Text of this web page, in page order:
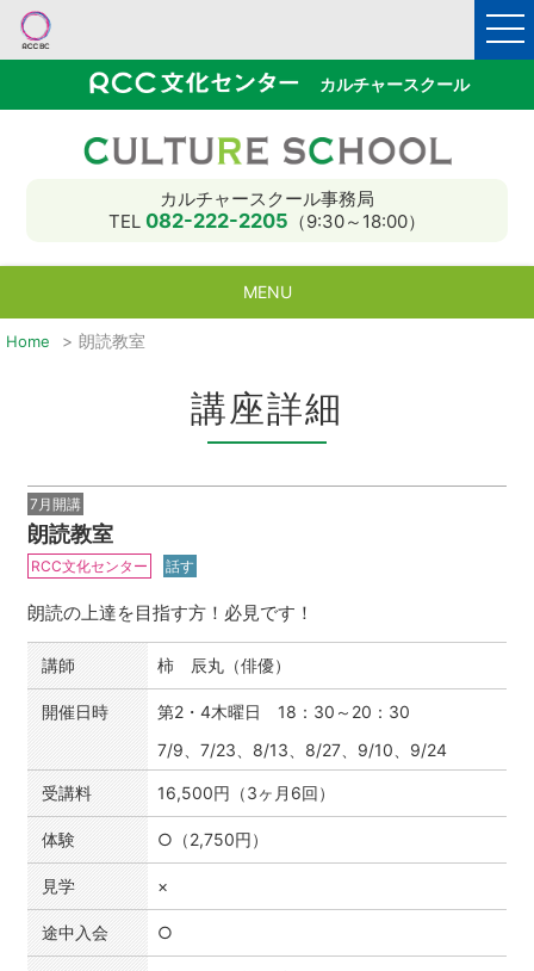
カルチャースクール
カルチャースクール事務局
TEL 082-222-2205 （9:30～18:00）
MENU
Home 朗読教室
講座詳細
7月開講
朗読教室
RCC文化センター 話す
朗読の上達を目指す方！必見です！
講師 柿 辰丸（俳優）
開催日時
第2・4木曜日 18：30～20：30
7/9、7/23、8/13、8/27、9/10、9/24
受講料 16,500円（3ヶ月6回）
体験 ○（2,750円）
見学 ×
途中入会 ○